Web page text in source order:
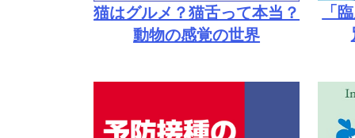
猫はグルメ？猫舌って本当？
動物の感覚の世界
「